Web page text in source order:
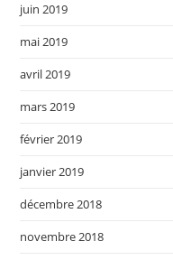
juin 2019
mai 2019
avril 2019
mars 2019
février 2019
janvier 2019
décembre 2018
novembre 2018